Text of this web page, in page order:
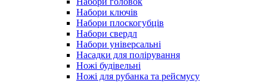
Набори ключів
Набори плоскогубців
Набори свердл
Набори універсальні
Насадки для полірування
Ножі будівельні
Ножі для рубанка та рейсмусу